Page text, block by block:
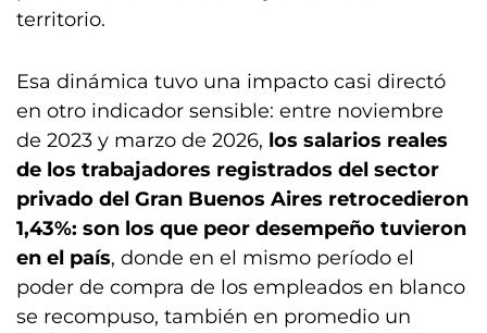
territorio.
Esa dinámica tuvo una impacto casi directó
en otro indicador sensible: entre noviembre
de 2023 y marzo de 2026, los salarios reales
de los trabajadores registrados del sector
privado del Gran Buenos Aires retrocedieron
1,43%: son los que peor desempeño tuvieron
en el país, donde en el mismo período el
poder de compra de los empleados en blanco
se recompuso, también en promedio un